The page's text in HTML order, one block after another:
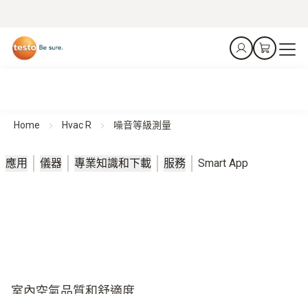
Home Hvac R 噪音等級測量
應用 儀器 專業知識和下載 服務 Smart App
室內空氣品質和舒適度